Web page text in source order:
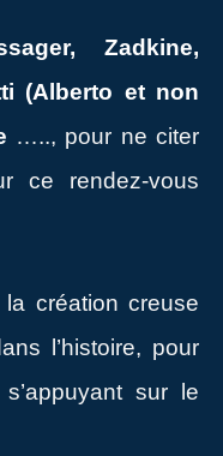
Zadkine,
(Alberto et non
….., pour ne citer
ce rendez-vous
création creuse
l’histoire, pour
sur le